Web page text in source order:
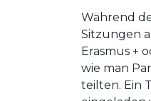
Während
Sitzungen
Erasmus +
wie man
teilten. Ein